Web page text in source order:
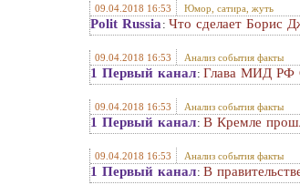
09.04.2018 16:53 Юмор, сатира, жуть
Polit Russia : Что сделает Борис
09.04.2018 16:53 Анализ события факты
1 Первый канал: Глава МИД РФ
09.04.2018 16:53 Анализ события факты
1 Первый канал: В Кремле
09.04.2018 16:53 Анализ события факты
1 Первый канал: В